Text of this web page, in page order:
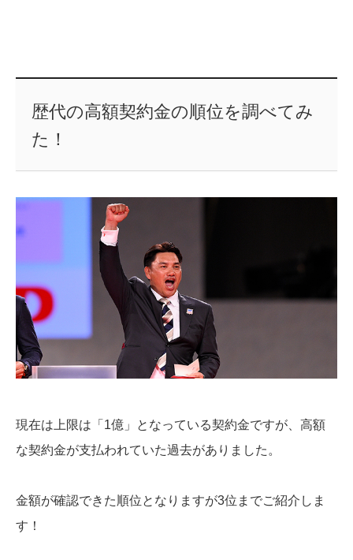
歴代の高額契約金の順位を調べてみ
た！
現在は上限は「1億」となっている契約金ですが、高額
な契約金が支払われていた過去がありました。
金額が確認できた順位となりますが3位までご紹介しま
す！